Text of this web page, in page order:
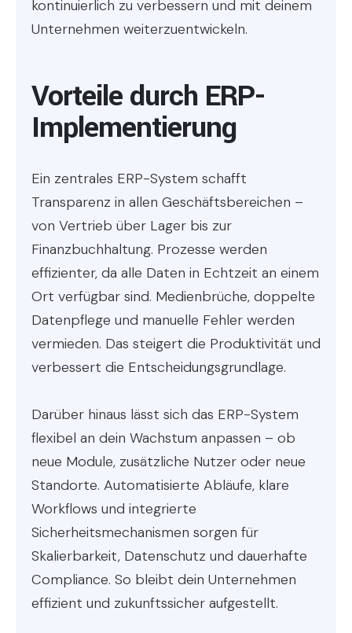
kontinuierlich zu verbessern und mit deinem
Unternehmen weiterzuentwickeln.
Vorteile durch ERP-
Implementierung
Ein zentrales ERP-System schafft
Transparenz in allen Geschäftsbereichen –
von Vertrieb über Lager bis zur
Finanzbuchhaltung. Prozesse werden
effizienter, da alle Daten in Echtzeit an einem
Ort verfügbar sind. Medienbrüche, doppelte
Datenpflege und manuelle Fehler werden
vermieden. Das steigert die Produktivität und
verbessert die Entscheidungsgrundlage.
Darüber hinaus lässt sich das ERP-System
flexibel an dein Wachstum anpassen – ob
neue Module, zusätzliche Nutzer oder neue
Standorte. Automatisierte Abläufe, klare
Workflows und integrierte
Sicherheitsmechanismen sorgen für
Skalierbarkeit, Datenschutz und dauerhafte
Compliance. So bleibt dein Unternehmen
effizient und zukunftssicher aufgestellt.